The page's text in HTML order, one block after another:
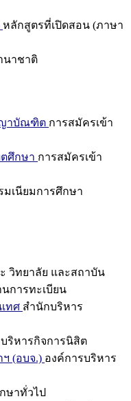
หลักสูตรที่เปิดสอน (ภาษา
นาชาติ
ญาบัณฑิต การสมัครเข้า
ศึกษา การสมัครเข้า
มเนียมการศึกษา
วิทยาลัย และสถาบัน
การทะเบียน
ทศ สำนักบริหาร
ริหารกิจการนิสิต
(อบจ.) องค์การบริหาร
ษาทั่วไป